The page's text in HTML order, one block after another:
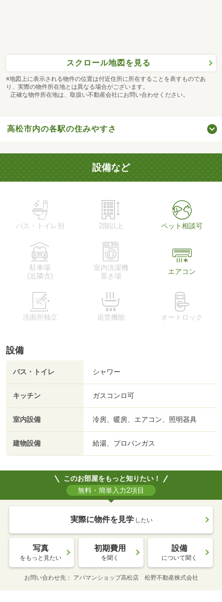
スクロール地図を見る
※地図上に表示される物件の位置は付近住所に所在することを表すものであ
り、実際の物件所在地とは異なる場合がございます。
正確な物件所在地は、取扱い不動産会社にお問い合わせください。
高松市内の各駅の住みやすさ
設備など
バス・トイレ別 2階以上 ペット相談可
駐車場
(近隣含)
室内洗濯機
置き場
エアコン
洗面所独立 追焚機能 オートロック
設備
バス・トイレ シャワー
キッチン ガスコンロ可
室内設備 冷房、暖房、エアコン、照明器具
建物設備 給湯、プロパンガス
このお部屋をもっと知りたい！
無料・簡単入力2項目
実際に物件を見学 したい
写真
をもっと見たい
初期費用
を聞く
設備
について聞く
お問い合わせ先 アパマンショップ高松店 松野不動産株式会社